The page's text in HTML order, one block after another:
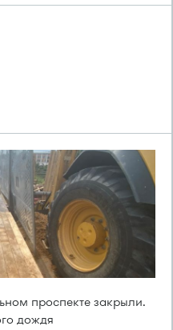
проспекте закрыли.
дождя